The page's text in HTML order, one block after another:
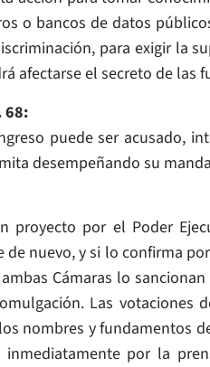
o bancos de datos
para exigir la
afectarse el secreto de las
68:
puede ser acusado,
desempeñando su
proyecto por el Poder
de nuevo, y si lo confirma
Cámaras lo
Las votaciones
nombres y fundamentos
por la